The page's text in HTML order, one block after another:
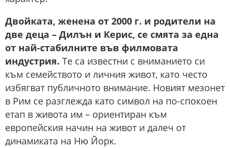
Двойката, женена от 2000 г. и родители на
две деца – Дилън и Керис, се смята за една
от най-стабилните във филмовата
индустрия. Те са известни с вниманието си
към семейството и личния живот, като често
избягват публичното внимание. Новият мезонет
в Рим се разглежда като символ на по-спокоен
етап в живота им – ориентиран към
европейския начин на живот и далеч от
динамиката на Ню Йорк.